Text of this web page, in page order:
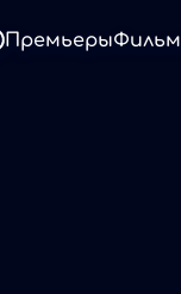
Премьеры